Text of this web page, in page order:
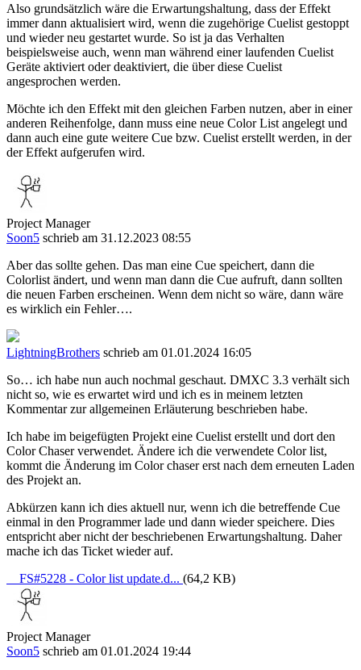
Also grundsätzlich wäre die Erwartungshaltung, dass der Effekt
immer dann aktualisiert wird, wenn die zugehörige Cuelist gestoppt
und wieder neu gestartet wurde. So ist ja das Verhalten
beispielsweise auch, wenn man während einer laufenden Cuelist
Geräte aktiviert oder deaktiviert, die über diese Cuelist
angesprochen werden.
Möchte ich den Effekt mit den gleichen Farben nutzen, aber in einer
anderen Reihenfolge, dann muss eine neue Color List angelegt und
dann auch eine gute weitere Cue bzw. Cuelist erstellt werden, in der
der Effekt aufgerufen wird.
Project Manager
Soon5 schrieb am 31.12.2023 08:55
Aber das sollte gehen. Das man eine Cue speichert, dann die
Colorlist ändert, und wenn man dann die Cue aufruft, dann sollten
die neuen Farben erscheinen. Wenn dem nicht so wäre, dann wäre
es wirklich ein Fehler….
LightningBrothers schrieb am 01.01.2024 16:05
So… ich habe nun auch nochmal geschaut. DMXC 3.3 verhält sich
nicht so, wie es erwartet wird und ich es in meinem letzten
Kommentar zur allgemeinen Erläuterung beschrieben habe.
Ich habe im beigefügten Projekt eine Cuelist erstellt und dort den
Color Chaser verwendet. Ändere ich die verwendete Color list,
kommt die Änderung im Color chaser erst nach dem erneuten Laden
des Projekt an.
Abkürzen kann ich dies aktuell nur, wenn ich die betreffende Cue
einmal in den Programmer lade und dann wieder speichere. Dies
entspricht aber nicht der beschriebenen Erwartungshaltung. Daher
mache ich das Ticket wieder auf.
FS#5228 - Color list update.d... (64,2 KB)
Project Manager
Soon5 schrieb am 01.01.2024 19:44